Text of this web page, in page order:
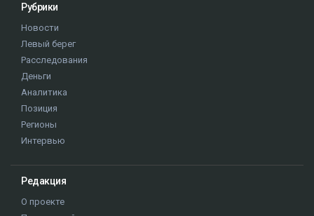
Рубрики
Новости
Левый берег
Расследования
Деньги
Аналитика
Позиция
Регионы
Интервью
Редакция
О проекте